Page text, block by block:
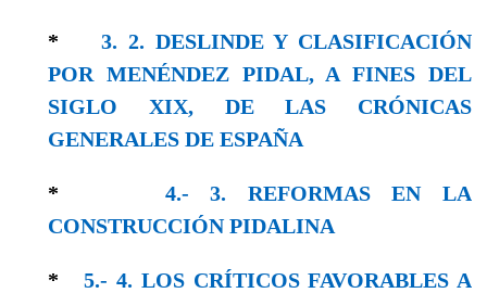
* 3. 2. DESLINDE Y CLASIFICACIÓN
POR MENÉNDEZ PIDAL, A FINES DEL
SIGLO XIX, DE LAS CRÓNICAS
GENERALES DE ESPAÑA
* 4.- 3. REFORMAS EN LA
CONSTRUCCIÓN PIDALINA
*5.- 4. LOS CRÍTICOS FAVORABLES A